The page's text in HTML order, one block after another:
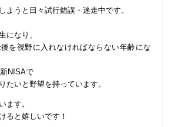
ようと日々試行錯誤・迷走中です。
になり、
を視野に入れなければならない年齢にな
NISAで
たいと野望を持っています。
ます。
ると嬉しいです！